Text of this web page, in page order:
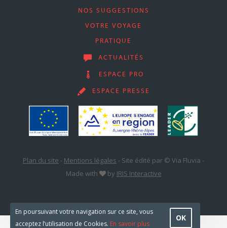
NOS SUGGESTIONS
VOTRE VOYAGE
PRATIQUE
ACTUALITÉS
ESPACE PRO
ESPACE PRESSE
Plan du site - Mentions légales - Site édité par © Via Fluvia -
Made with
by IRIS Interactive
En poursuivant votre navigation sur ce site, vous
acceptez l’utilisation de Cookies. En savoir plus
OK